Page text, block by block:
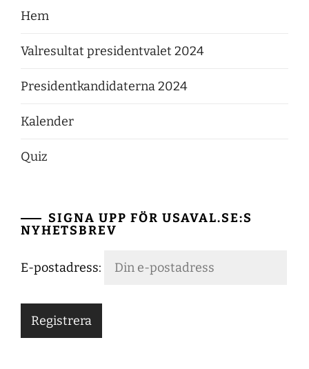
Hem
Valresultat presidentvalet 2024
Presidentkandidaterna 2024
Kalender
Quiz
SIGNA UPP FÖR USAVAL.SE:S
NYHETSBREV
E-postadress: